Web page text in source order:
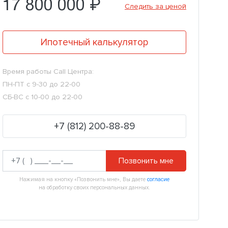
17 800 000 ₽ Следить за ценой
Ипотечный калькулятор
Время работы Call Центра:
ПН-ПТ с 9-30 до 22-00
СБ-ВС с 10-00 до 22-00
+7 (812) 200-88-89
Позвонить мне
Нажимая на кнопку «Позвонить мне», Вы даете согласие
на обработку своих персональных данных.